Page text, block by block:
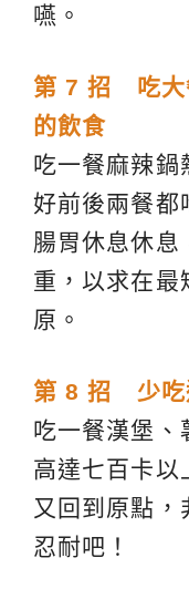
嚥。
第 7 招 吃大
的飲食
吃一餐麻辣鍋
好前後兩餐都
腸胃休息休息
重，以求在最
原。
第 8 招 少吃
吃一餐漢堡、
高達七百卡以
又回到原點，
忍耐吧！